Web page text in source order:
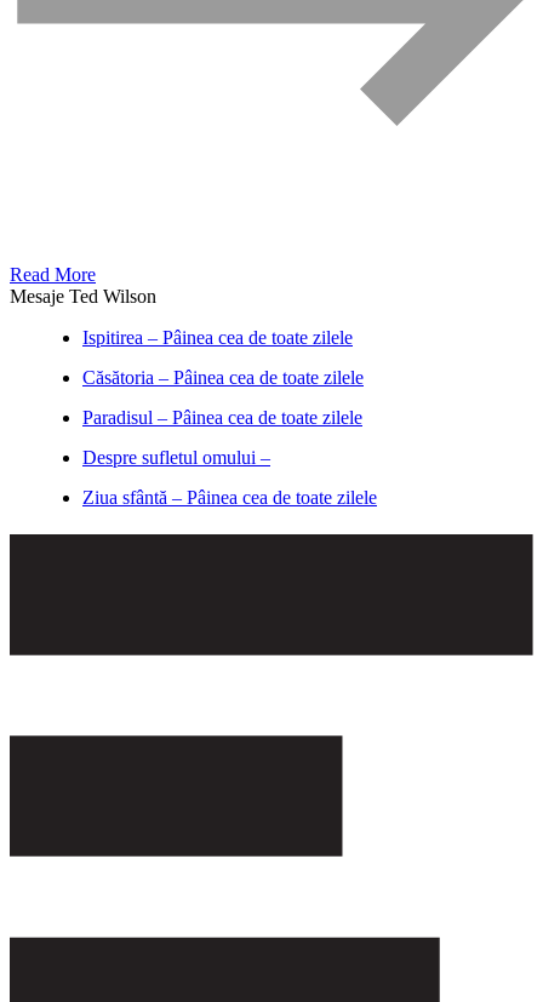
Read More
Mesaje Ted Wilson
Ispitirea – Pâinea cea de toate zilele
Căsătoria – Pâinea cea de toate zilele
Paradisul – Pâinea cea de toate zilele
Despre sufletul omului –
Ziua sfântă – Pâinea cea de toate zilele